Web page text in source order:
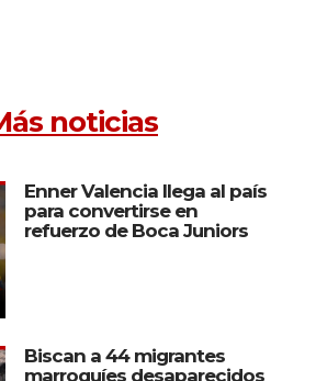
noticias
Enner Valencia llega al país
para convertirse en
refuerzo de Boca Juniors
Biscan a 44 migrantes
marroquíes desaparecidos